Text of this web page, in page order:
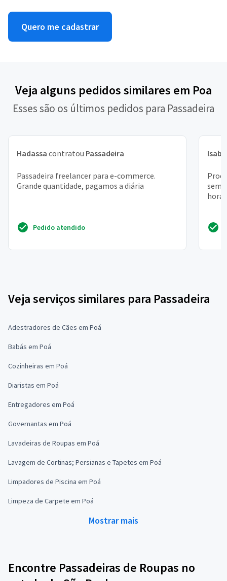
Quero me cadastrar
Veja alguns pedidos similares em Poa
Esses são os últimos pedidos para Passadeira
Hadassa contratou Passadeira
Passadeira freelancer para e-commerce.
Grande quantidade, pagamos a diária
Pedido atendido
Veja serviços similares para Passadeira
Adestradores de Cães em Poá
Babás em Poá
Cozinheiras em Poá
Diaristas em Poá
Entregadores em Poá
Governantas em Poá
Lavadeiras de Roupas em Poá
Lavagem de Cortinas; Persianas e Tapetes em Poá
Limpadores de Piscina em Poá
Limpeza de Carpete em Poá
Mostrar mais
Encontre Passadeiras de Roupas no